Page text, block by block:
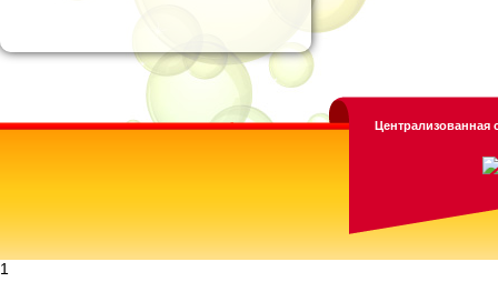
Централизованная
1